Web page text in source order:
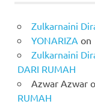
Zulkarnaini
YONARIZA on
Zulkarnaini
DARI RUMAH
Azwar Azwar
RUMAH